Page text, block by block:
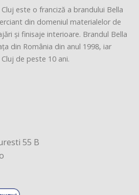
este o franciză a brandului Bella
din domeniul materialelor de
și finisaje interioare. Brandul Bella
din România din anul 1998, iar
de peste 10 ani.
55 B